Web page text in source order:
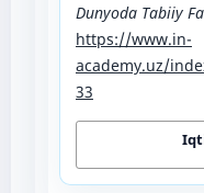
Dunyoda Tabiiy
https://www.in-
academy.uz/
33